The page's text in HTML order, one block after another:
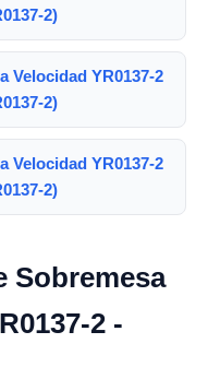
2)
Velocidad YR0137-2
2)
Velocidad YR0137-2
2)
Sobremesa
2 -